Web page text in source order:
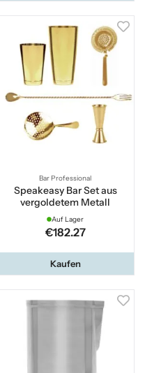
Bar Professional
Speakeasy Bar Set aus
vergoldetem Metall
Auf Lager
€182.27
Kaufen